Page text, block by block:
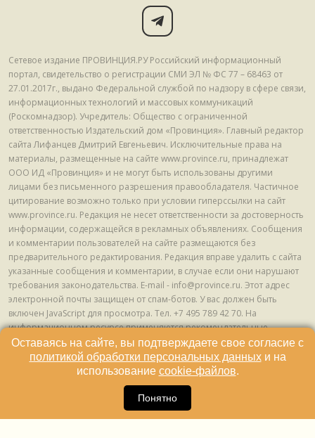
Сетевое издание ПРОВИНЦИЯ.РУ Российский информационный
портал, свидетельство о регистрации СМИ ЭЛ № ФС 77 – 68463 от
27.01.2017г., выдано Федеральной службой по надзору в сфере связи,
информационных технологий и массовых коммуникаций
(Роскомнадзор). Учредитель: Общество с ограниченной
ответственностью Издательский дом «Провинция». Главный редактор
сайта Лифанцев Дмитрий Евгеньевич. Исключительные права на
материалы, размещенные на сайте www.province.ru, принадлежат
ООО ИД «Провинция» и не могут быть использованы другими
лицами без письменного разрешения правообладателя. Частичное
цитирование возможно только при условии гиперссылки на сайт
www.province.ru. Редакция не несет ответственности за достоверность
информации, содержащейся в рекламных объявлениях. Сообщения
и комментарии пользователей на сайте размещаются без
предварительного редактирования. Редакция вправе удалить с сайта
указанные сообщения и комментарии, в случае если они нарушают
требования законодательства. E-mail - info@province.ru. Этот адрес
электронной почты защищен от спам-ботов. У вас должен быть
включен JavaScript для просмотра. Tел. +7 495 789 42 70. На
информационном ресурсе применяются рекомендательные
технологии (информационные технологии предоставления
информации на основе сбора, систематизации и анализа сведений,
относящихся к предпочтениям пользователей сети "Интернет",
находящихся на территории Российской Федерации) © ООО ИД
Оставаясь на сайте, вы подтверждаете свое согласие с
политикой обработки персональных данныхи на
использование cookie-файлов.
Понятно